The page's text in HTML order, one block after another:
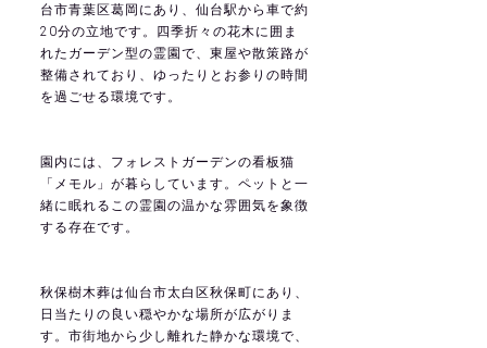
台市青葉区葛岡にあり、仙台駅から車で約
20分の立地です。四季折々の花木に囲ま
れたガーデン型の霊園で、東屋や散策路が
整備されており、ゆったりとお参りの時間
を過ごせる環境です。
園内には、フォレストガーデンの看板猫
「メモル」が暮らしています。ペットと一
緒に眠れるこの霊園の温かな雰囲気を象徴
する存在です。
秋保樹木葬は仙台市太白区秋保町にあり、
日当たりの良い穏やかな場所が広がりま
す。市街地から少し離れた静かな環境で、